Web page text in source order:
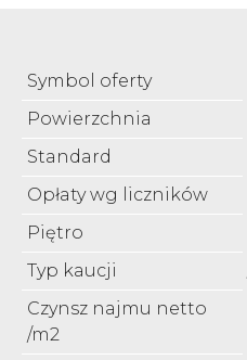
Symbol oferty
Powierzchnia
Standard
Opłaty wg liczników
Piętro
Typ kaucji
Czynsz najmu netto
/m2